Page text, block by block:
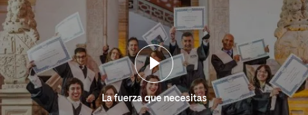
La fuerza que necesitas